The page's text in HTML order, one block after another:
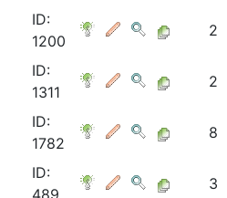
ID:
1200
2
ID:
1311
2
ID:
1782
8
ID:
489
3